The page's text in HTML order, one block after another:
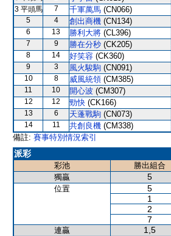
3 平頭馬 7 千軍萬馬 (CN066)
5 4 創出商機 (CN134)
6 13 勝利大將 (CL396)
7 9 勝在分秒 (CK205)
8 14 好笑容 (CK360)
9 3 風火駿駒 (CN091)
10 8 威風統領 (CM385)
11 10 開心波 (CM307)
12 12 勁快 (CK166)
13 6 天蓬戰駒 (CN073)
14 11 共創良機 (CM338)
備註: 賽事特別情況索引
派彩
彩池 勝出組合
獨贏
5
位置 5
1
2
7
連贏 1,5